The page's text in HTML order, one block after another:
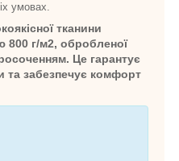
умовах.
тканини
г/м2, обробленої
Це гарантує
та забезпечує комфорт